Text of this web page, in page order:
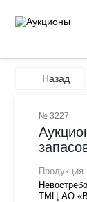
Назад
№ 3227
Продукция
ТМЦ АО